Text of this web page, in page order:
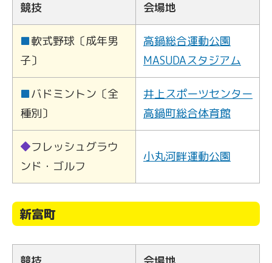
競技 会場地
■軟式野球〔成年男
子〕
高鍋総合運動公園
MASUDAスタジアム
■バドミントン〔全
種別〕
井上スポーツセンター
高鍋町総合体育館
◆フレッシュグラウ
ンド・ゴルフ
小丸河畔運動公園
新富町